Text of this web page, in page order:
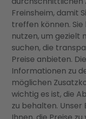
Freinsheim, damit
treffen können.
nutzen, um gezielt
suchen, die
Preise anbieten.
Informationen zu
möglichen
wichtig es ist, die
zu behalten.